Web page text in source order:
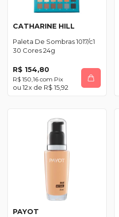
CATHARINE HILL
Paleta De Sombras 1017/c1
30 Cores 24g
R$ 154,80
R$ 150,16 com Pix
12x de R$ 15,92
PAYOT